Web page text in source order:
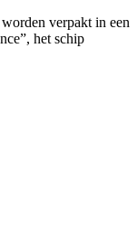
verpakt in een
het schip